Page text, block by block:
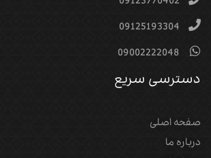
09125193304
09002222048
دسترسی سریع
صفحه اصلی
درباره ما